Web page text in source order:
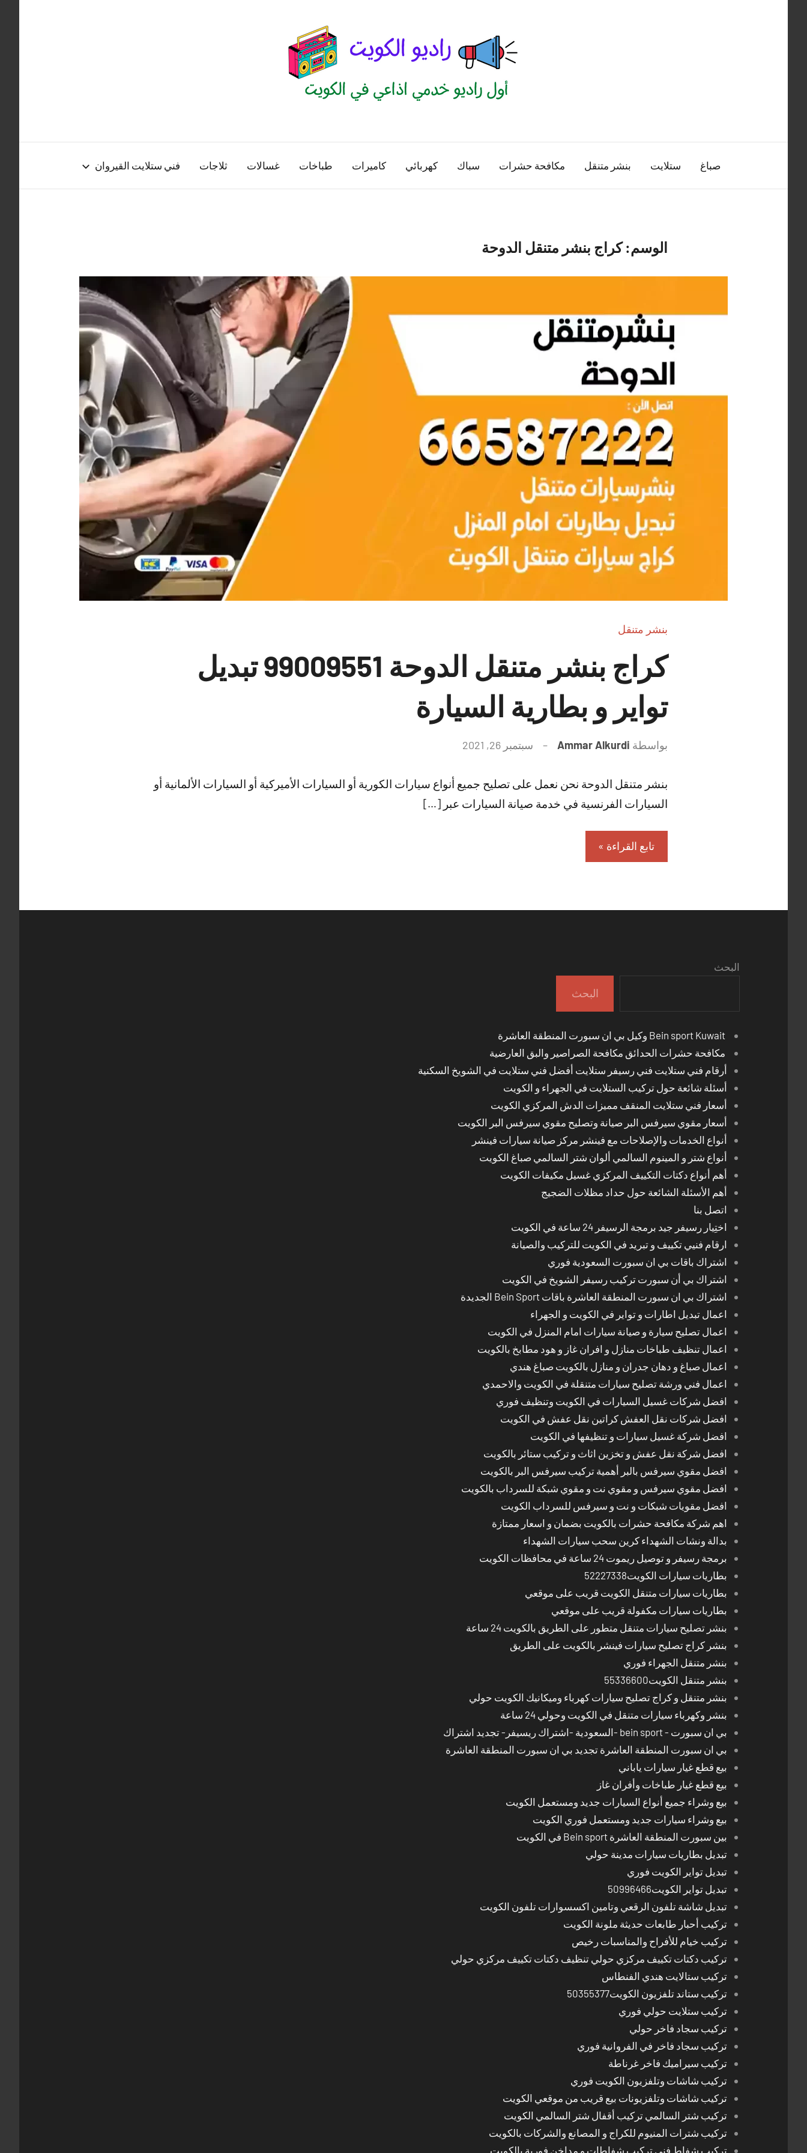
الكويت
منصة
اذاعية
صباغ ستلايت بنشر متنقل مكافحة حشرات سباك كهربائي كاميرات طباخات غسالات ثلاجات فني ستلايت القيروان
الوسم:كراج بنشر متنقل الدوحة
بنشر متنقل
كراج بنشر متنقل الدوحة 99009551‬ تبديل
تواير و بطارية السيارة
بواسطة Ammar Alkurdi سبتمبر 26, 2021
تعليقات
بنشر متنقل الدوحة نحن نعمل على تصليح جميع أنواع سيارات الكورية أو السيارات الأميركية أو السيارات الألمانية أو
السيارات الفرنسية في خدمة صيانة السيارات عبر […]
تابع القراءة
البحث
البحث
Bein sport Kuwait وكيل بي ان سبورت المنطقة العاشرة
مكافحة حشرات الحدائق مكافحة الصراصير والبق العارضية
أرقام فني ستلايت فني رسيفر ستلايت أفضل فني ستلايت في الشويخ السكنية
أسئلة شائعة حول تركيب الستلايت في الجهراء و الكويت
أسعار فني ستلايت المنقف مميزات الدش المركزي الكويت
أسعار مقوي سيرفس البر صيانة وتصليح مقوي سيرفس البر الكويت
أنواع الخدمات والإصلاحات مع فينشر مركز صيانة سيارات فينشر
أنواع شتر و المينوم السالمي ألوان شتر السالمي صباغ الكويت
أهم أنواع دكتات التكييف المركزي غسيل مكيفات الكويت
أهم الأسئلة الشائعة حول حداد مظلات الضجيج
اتصل بنا
اختِيار رسيفر جيد برمجة الرسيفر 24 ساعة في الكويت
ارقام فنيي تكييف و تبريد في الكويت للتركيب والصيانة
اشتراك باقات بي ان سبورت السعودية فوري
اشتراك بي أن سبورت تركيب رسيفر الشويخ في الكويت
اشتراك بي ان سبورت المنطقة العاشرة باقات Bein Sport الجديدة
اعمال تبديل اطارات و تواير في الكويت و الجهراء
اعمال تصليح سيارة و صيانة سيارات امام المنزل في الكويت
اعمال تنظيف طباخات منازل و افران غاز و هود مطابخ بالكويت
اعمال صباغ و دهان جدران و منازل بالكويت صباغ هندي
اعمال فني ورشة تصليح سيارات متنقلة في الكويت والاحمدي
افضل شركات غسيل السيارات في الكويت وتنظيف فوري
افضل شركات نقل العفش كراتين نقل عفش في الكويت
افضل شركة غسيل سيارات و تنظيفها في الكويت
افضل شركة نقل عفش و تخزين اثاث و تركيب ستائر بالكويت
افضل مقوي سيرفس بالبر أهمية تركيب سيرفس البر بالكويت
افضل مقوي سيرفس و مقوي نت و مقوي شبكة للسرداب بالكويت
افضل مقويات شبكات و نت و سيرفس للسرداب الكويت
اهم شركة مكافحة حشرات بالكويت بضمان و اسعار ممتازة
بدالة ونشات الشهداء كرين سحب سيارات الشهداء
برمجة رسيفر و توصيل ريموت 24 ساعة في محافظات الكويت
بطاريات سيارات الكويت52227338
بطاريات سيارات متنقل الكويت قريب على موقعي
بطاريات سيارات مكفولة قريب على موقعي
بنشر تصليح سيارات متنقل متطور على الطريق بالكويت 24 ساعة
بنشر كراج تصليح سيارات فينشر بالكويت على الطريق
بنشر متنقل الجهراء فوري
بنشر متنقل الكويت55336600
بنشر متنقل و كراج تصليح سيارات كهرباء وميكانيك الكويت حولي
بنشر وكهرباء سيارات متنقل في الكويت وحولي 24 ساعة
بي ان سبورت - bein sport -السعودية -اشتراك ريسيفر- تجديد اشتراك
بي ان سبورت المنطقة العاشرة تجديد بي ان سبورت المنطقة العاشرة
بيع قطع غيار سيارات ياباني
بيع قطع غيار طباخات وأفران غاز
بيع وشراء جميع أنواع السيارات جديد ومستعمل الكويت
بيع وشراء سيارات جديد ومستعمل فوري الكويت
بين سبورت المنطقة العاشرة Bein sport في الكويت
تبديل بطاريات سيارات مدينة حولي
تبديل تواير الكويت فوري
تبديل تواير الكويت50996466
تبديل شاشة تلفون الرقعي وتامين اكسسوارات تلفون الكويت
تركيب أحبار طابعات حديثة ملونة الكويت
تركيب خيام للأفراح والمناسبات رخيص
تركيب دكتات تكييف مركزي حولي تنظيف دكتات تكييف مركزي حولي
تركيب ستالايت هندي الفنطاس
تركيب ستاند تلفزيون الكويت50355377
تركيب ستلايت حولي فوري
تركيب سجاد فاخر حولي
تركيب سجاد فاخر في الفروانية فوري
تركيب سيراميك فاخر غرناطة
تركيب شاشات وتلفزيون الكويت فوري
تركيب شاشات وتلفزيونات بيع قريب من موقعي الكويت
تركيب شتر السالمي تركيب أقفال شتر السالمي الكويت
تركيب شترات المنيوم للكراج و المصانع والشركات بالكويت
تركيب شفاط فني تركيب شفاطات و مداخن فورية بالكويت